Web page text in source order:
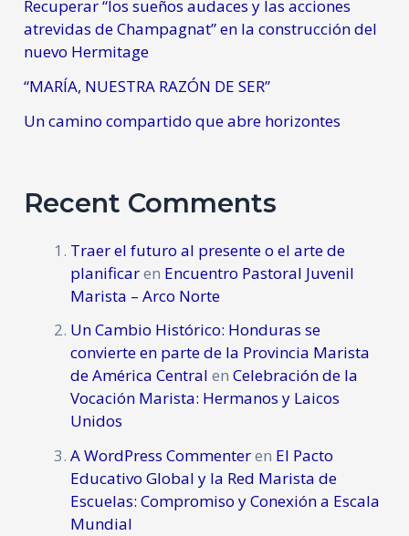
Recuperar “los sueños audaces y las acciones
atrevidas de Champagnat” en la construcción del
nuevo Hermitage
“MARÍA, NUESTRA RAZÓN DE SER”
Un camino compartido que abre horizontes
Recent Comments
Traer el futuro al presente o el arte de
planificaren Encuentro Pastoral Juvenil
Marista – Arco Norte
Un Cambio Histórico: Honduras se
convierte en parte de la Provincia Marista
de América Central enCelebración de la
Vocación Marista: Hermanos y Laicos
Unidos
A WordPress Commenteren El Pacto
Educativo Global y la Red Marista de
Escuelas: Compromiso y Conexión a Escala
Mundial